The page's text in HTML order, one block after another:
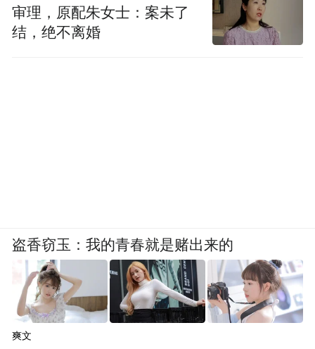
审理，原配朱女士：案未了
结，绝不离婚
盗香窃玉：我的青春就是赌出来的
爽文